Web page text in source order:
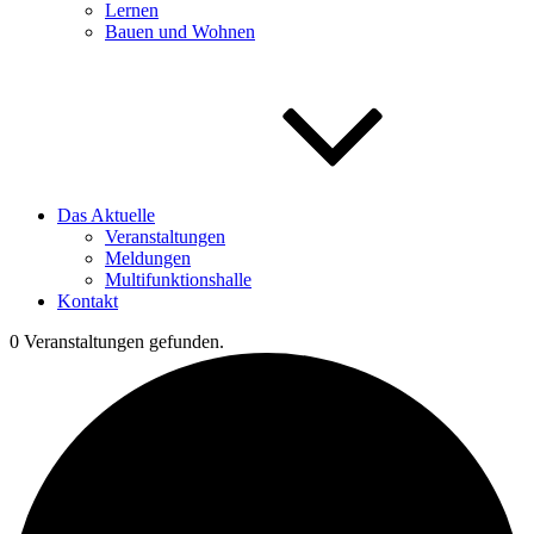
Lernen
Bauen und Wohnen
Das Aktuelle
Veranstaltungen
Meldungen
Multifunktionshalle
Kontakt
0 Veranstaltungen gefunden.